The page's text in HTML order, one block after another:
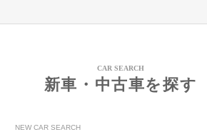
CAR SEARCH
新車・中古車を探す
NEW CAR SEARCH